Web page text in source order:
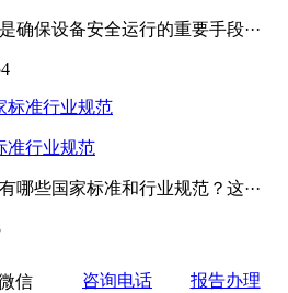
确保设备安全运行的重要手段···
准行业规范
哪些国家标准和行业规范？这···
信 咨询电话 报告办理